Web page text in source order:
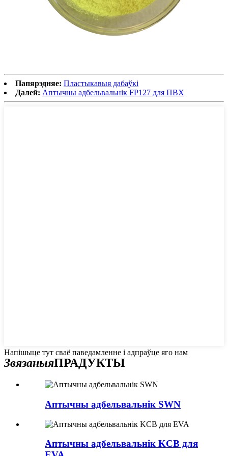
Папярэдняе: Пластыкавыя дабаўкі
Далей: Аптычны адбельвальнік FP127 для ПВХ
Напішыце тут сваё паведамленне і адпраўце яго нам
ЗвязаныяПРАДУКТЫ
Аптычны адбельвальнік SWN
Аптычны адбельвальнік KCB для